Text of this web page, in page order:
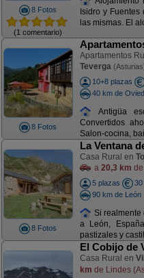
8 Fotos
(1 comentario)
Isidro y
las mismas. El
8 Fotos
Apartamentos
Teverga
10+8 plazas
40 km de
Antigüa
Convertidos
Salon-cocina,
8 Fotos
La Ventana
Casa Rural en
a 20,3 km
5 plazas
30
90 km de León
Si realmente
a León,
pastizales y
El Cobijo de
Casa Rural en
km de Lindes